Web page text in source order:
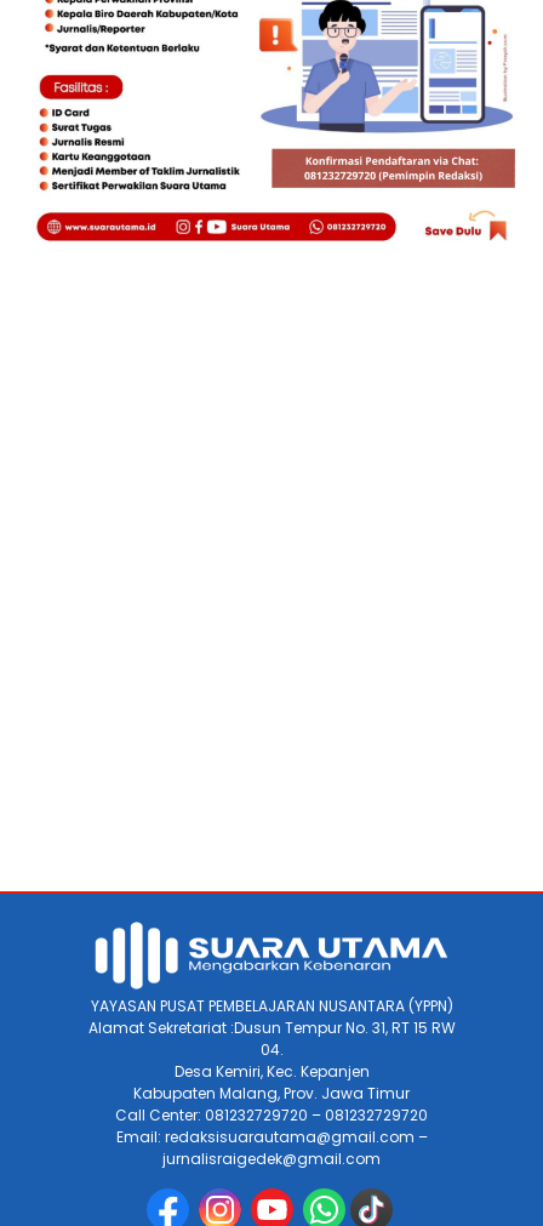
YAYASAN PUSAT PEMBELAJARAN NUSANTARA (YPPN)
Alamat Sekretariat :Dusun Tempur No. 31, RT 15 RW
04.
Desa Kemiri, Kec. Kepanjen
Kabupaten Malang, Prov. Jawa Timur
Call Center: 081232729720 – 081232729720
Email: redaksisuarautama@gmail.com –
jurnalisraigedek@gmail.com